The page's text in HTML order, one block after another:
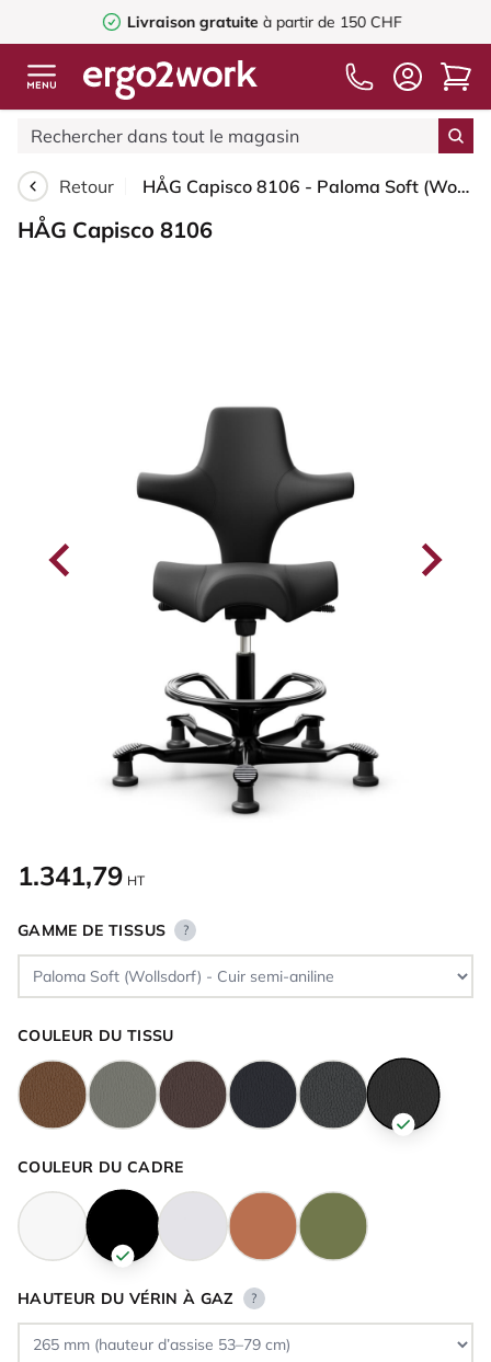
Livraison gratuiteà partir de 150 CHF
Retour HÅG Capisco 8106 - Paloma Soft (Wollsdorf) - Cuir semi-aniline - PL56100 Black - Noir - 265 mm (hauteur d’assise 53–79 cm) - Patins
HÅG Capisco 8106
1.341,79 HT
GAMME DE TISSUS ?
COULEUR DU TISSU
COULEUR DU CADRE
HAUTEUR DU VÉRIN À GAZ ?